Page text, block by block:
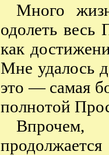
Много
одолеть
как
Мне удалось
это — самая
полнотой